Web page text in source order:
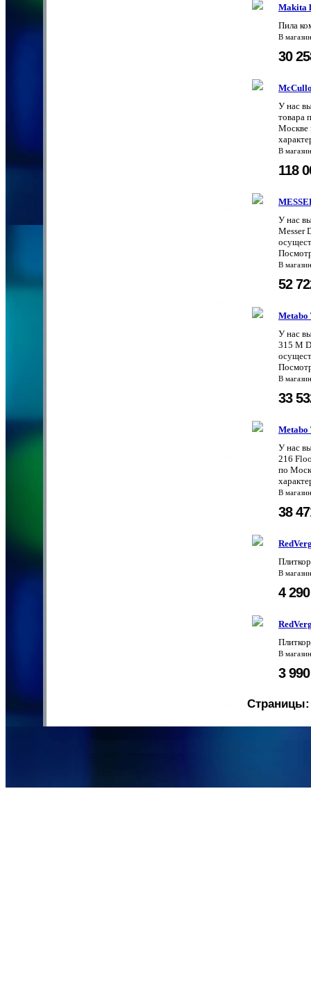
Makita
Пила
В
30
У нас
товара
Москве
В
118
У нас
Messer
В
52
Metabo
У нас
315 M
В
33
Metabo
У нас
216
по
В
38
В
4
В
3
Страницы: